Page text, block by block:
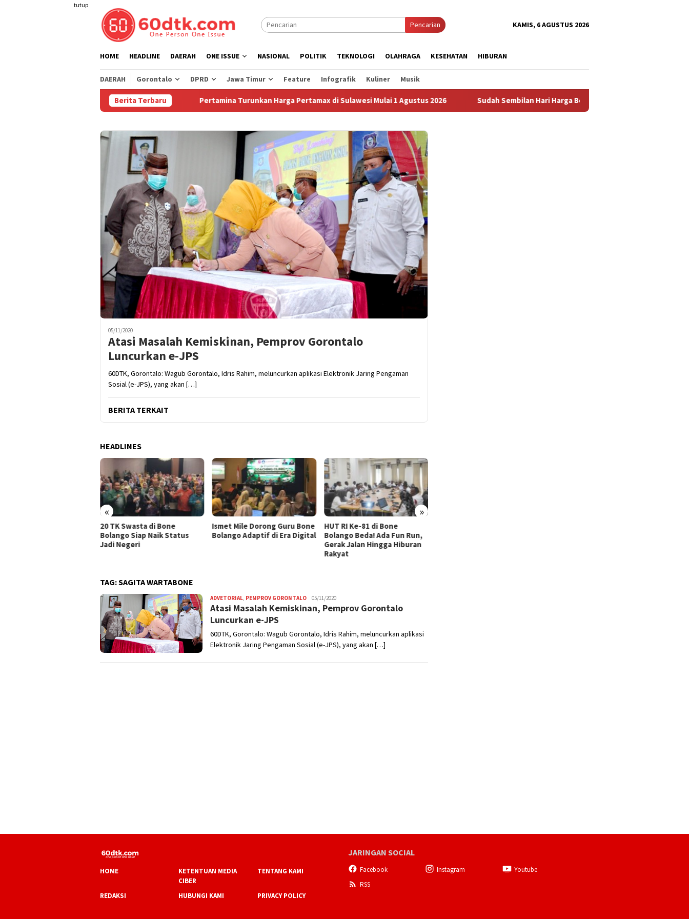
tutup
Pencarian KAMIS, 6 AGUSTUS 2026
HOME HEADLINE DAERAH ONE ISSUE NASIONAL POLITIK TEKNOLOGI OLAHRAGA KESEHATAN HIBURAN
DAERAH Gorontalo DPRD Jawa Timur Feature Infografik Kuliner Musik
Berita TerbaruPertamina Turunkan Harga Pertamax di Sulawesi Mulai 1 Agustus 2026 Sudah Sembilan Hari Harga Beras Gorontalo Termahal di Indonesia,
05/11/2020
Atasi Masalah Kemiskinan, Pemprov Gorontalo
Luncurkan e-JPS
60DTK, Gorontalo: Wagub Gorontalo, Idris Rahim, meluncurkan aplikasi Elektronik Jaring Pengaman
Sosial (e-JPS), yang akan […]
BERITA TERKAIT
HEADLINES
« »
20 TK Swasta di Bone
Bolango Siap Naik Status
Jadi Negeri
Ismet Mile Dorong Guru Bone
Bolango Adaptif di Era Digital
HUT RI Ke-81 di Bone
Bolango Beda! Ada Fun Run,
Gerak Jalan Hingga Hiburan
Rakyat
TAG:SAGITA WARTABONE
ADVETORIAL, PEMPROV GORONTALO Nikhen
Mokoginta
05/11/2020
Atasi Masalah Kemiskinan, Pemprov Gorontalo
Luncurkan e-JPS
60DTK, Gorontalo: Wagub Gorontalo, Idris Rahim, meluncurkan aplikasi
Elektronik Jaring Pengaman Sosial (e-JPS), yang akan […]
HOME
KETENTUAN MEDIA
CIBER
TENTANG KAMI
REDAKSI HUBUNGI KAMI PRIVACY POLICY
JARINGAN SOCIAL
Facebook Instagram
Youtube
RSS